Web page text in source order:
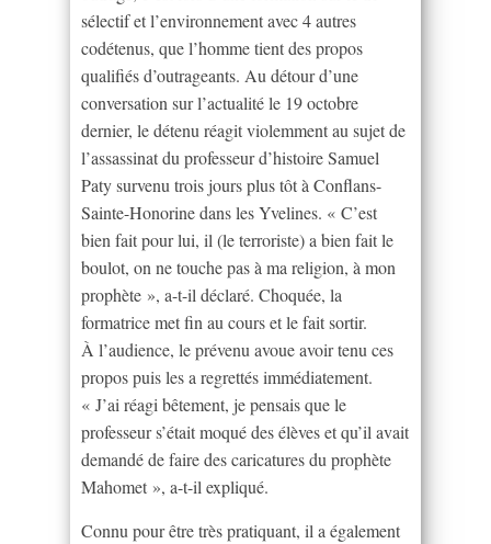
sélectif et l’environnement avec 4 autres
codétenus, que l’homme tient des propos
qualifiés d’outrageants. Au détour d’une
conversation sur l’actualité le 19 octobre
dernier, le détenu réagit violemment au sujet de
l’assassinat du professeur d’histoire Samuel
Paty survenu trois jours plus tôt à Conflans-
Sainte-Honorine dans les Yvelines. « C’est
bien fait pour lui, il (le terroriste) a bien fait le
boulot, on ne touche pas à ma religion, à mon
prophète », a-t-il déclaré. Choquée, la
formatrice met fin au cours et le fait sortir.
À l’audience, le prévenu avoue avoir tenu ces
propos puis les a regrettés immédiatement.
« J’ai réagi bêtement, je pensais que le
professeur s’était moqué des élèves et qu’il avait
demandé de faire des caricatures du prophète
Mahomet », a-t-il expliqué.
Connu pour être très pratiquant, il a également